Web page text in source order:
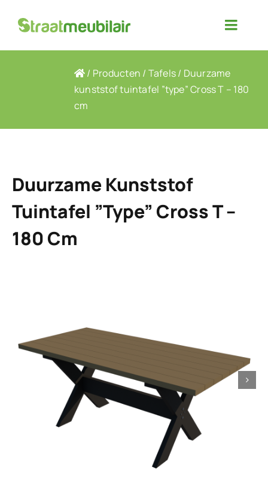
Toggle
Projectfoto’s
/ Producten / Tafels/ Duurzame
kunststof tuintafel ”type” Cross T – 180
cm
Duurzame Kunststof
Tuintafel ”type” Cross T –
180 Cm